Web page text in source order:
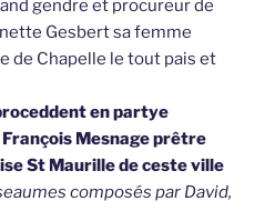
gendre et procureur de
Gesbert sa femme
de Chapelle le tout pais et
en partye
Mesnage prêtre
St Maurille de ceste ville
composés par David,